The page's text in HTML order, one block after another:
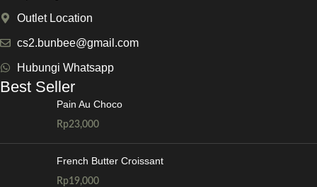
Outlet Location
cs2.bunbee@gmail.com
Hubungi Whatsapp
Best Seller
Pain Au Choco
Rp23,000
French Butter Croissant
Rp19,000